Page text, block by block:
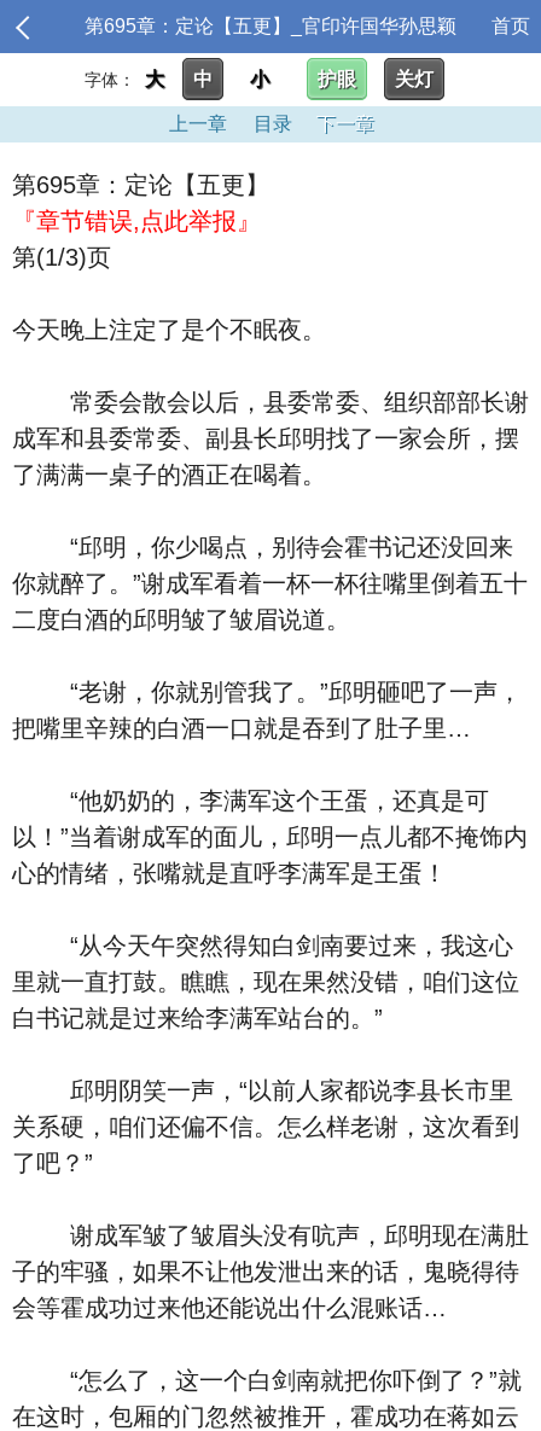
第695章：定论【五更】_官印许国华孙思颖 首页
字体： 大 中 小 护眼 关灯
上一章 目录 下一章
第695章：定论【五更】
『章节错误,点此举报』
第(1/3)页
今天晚上注定了是个不眠夜。
常委会散会以后，县委常委、组织部部长谢
成军和县委常委、副县长邱明找了一家会所，摆
了满满一桌子的酒正在喝着。
“邱明，你少喝点，别待会霍书记还没回来
你就醉了。”谢成军看着一杯一杯往嘴里倒着五十
二度白酒的邱明皱了皱眉说道。
“老谢，你就别管我了。”邱明砸吧了一声，
把嘴里辛辣的白酒一口就是吞到了肚子里…
“他奶奶的，李满军这个王蛋，还真是可
以！”当着谢成军的面儿，邱明一点儿都不掩饰内
心的情绪，张嘴就是直呼李满军是王蛋！
“从今天午突然得知白剑南要过来，我这心
里就一直打鼓。瞧瞧，现在果然没错，咱们这位
白书记就是过来给李满军站台的。”
邱明阴笑一声，“以前人家都说李县长市里
关系硬，咱们还偏不信。怎么样老谢，这次看到
了吧？”
谢成军皱了皱眉头没有吭声，邱明现在满肚
子的牢骚，如果不让他发泄出来的话，鬼晓得待
会等霍成功过来他还能说出什么混账话…
“怎么了，这一个白剑南就把你吓倒了？”就
在这时，包厢的门忽然被推开，霍成功在蒋如云